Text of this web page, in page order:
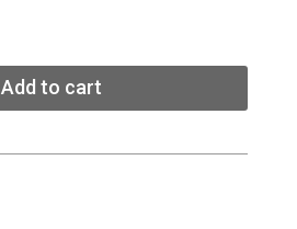
Add to cart